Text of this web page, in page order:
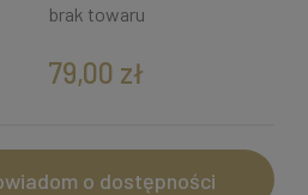
brak towaru
79,00 zł
o dostępności